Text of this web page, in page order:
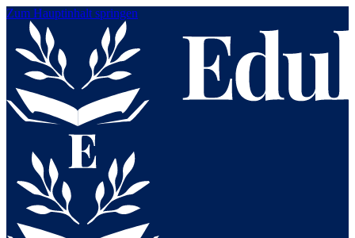
Zum Hauptinhalt springen